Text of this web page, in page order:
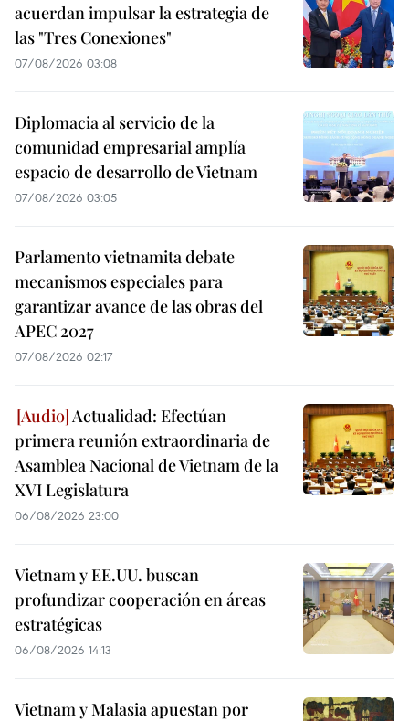
acuerdan impulsar la estrategia de
las "Tres Conexiones"
07/08/2026 03:08
Diplomacia al servicio de la
comunidad empresarial amplía
espacio de desarrollo de Vietnam
07/08/2026 03:05
Parlamento vietnamita debate
mecanismos especiales para
garantizar avance de las obras del
APEC 2027
07/08/2026 02:17
Actualidad: Efectúan
primera reunión extraordinaria de
Asamblea Nacional de Vietnam de la
XVI Legislatura
06/08/2026 23:00
Vietnam y EE.UU. buscan
profundizar cooperación en áreas
estratégicas
06/08/2026 14:13
Vietnam y Malasia apuestan por